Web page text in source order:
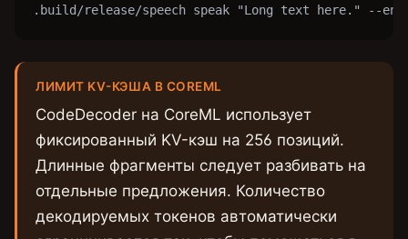
.build/release/speech speak "Long text here." --
ЛИМИТ KV-КЭША В COREML
CodeDecoder на CoreML использует
фиксированный KV-кэш на 256 позиций.
Длинные фрагменты следует разбивать на
отдельные предложения. Количество
декодируемых токенов автоматически